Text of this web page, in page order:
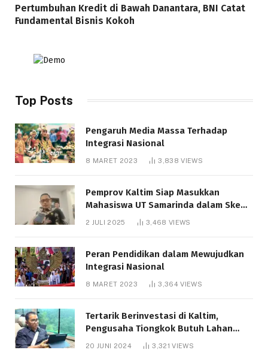
Pertumbuhan Kredit di Bawah Danantara, BNI Catat
Fundamental Bisnis Kokoh
Top Posts
Pengaruh Media Massa Terhadap
Integrasi Nasional
8 MARET 2023 3,838VIEWS
Pemprov Kaltim Siap Masukkan
Mahasiswa UT Samarinda dalam Skema
Bantuan Pendidikan Gratispol
2 JULI 2025 3,468 VIEWS
Peran Pendidikan dalam Mewujudkan
Integrasi Nasional
8 MARET 2023 3,364VIEWS
Tertarik Berinvestasi di Kaltim,
Pengusaha Tiongkok Butuh Lahan
1.000 Hektare
20 JUNI 2024 3,321VIEWS